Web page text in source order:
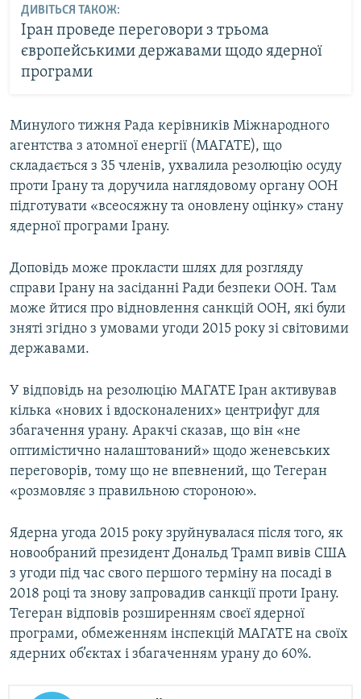
ДИВІТЬСЯ ТАКОЖ:
Іран проведе переговори з трьома
європейськими державами щодо ядерної
програми
Минулого тижня Рада керівників Міжнародного
агентства з атомної енергії (МАГАТЕ), що
складається з 35 членів, ухвалила резолюцію осуду
проти Ірану та доручила наглядовому органу ООН
підготувати «всеосяжну та оновлену оцінку» стану
ядерної програми Ірану.
Доповідь може прокласти шлях для розгляду
справи Ірану на засіданні Ради безпеки ООН. Там
може йтися про відновлення санкцій ООН, які були
зняті згідно з умовами угоди 2015 року зі світовими
державами.
У відповідь на резолюцію МАГАТЕ Іран активував
кілька «нових і вдосконалених» центрифуг для
збагачення урану. Аракчі сказав, що він «не
оптимістично налаштований» щодо женевських
переговорів, тому що не впевнений, що Тегеран
«розмовляє з правильною стороною».
Ядерна угода 2015 року зруйнувалася після того, як
новообраний президент Дональд Трамп вивів США
з угоди під час свого першого терміну на посаді в
2018 році та знову запровадив санкції проти Ірану.
Тегеран відповів розширенням своєї ядерної
програми, обмеженням інспекцій МАГАТЕ на своїх
ядерних об’єктах і збагаченням урану до 60%.